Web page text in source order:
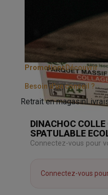
PromotionsDécouvrir
Besoin d'un conseil ?
Retrait en magasin
DINACHOC
SPATULABLE
Connectez-vous pour
Connectez-vous